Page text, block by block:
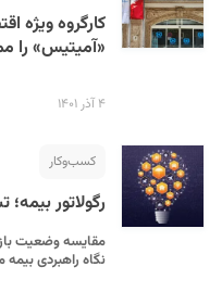
کارگروه ویژه
«آمیتیس» را
۴ آذر ۱۴۰۱
کسب‌و‌کار
رگولاتور
مقایسه وضعیت
نگاه راهبردی بیمه